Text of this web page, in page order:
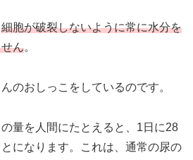
細胞が破裂しないように常に水分を
ん。
のおしっこをしているのです。
量を人間にたとえると、1日に28
になります。これは、通常の尿の